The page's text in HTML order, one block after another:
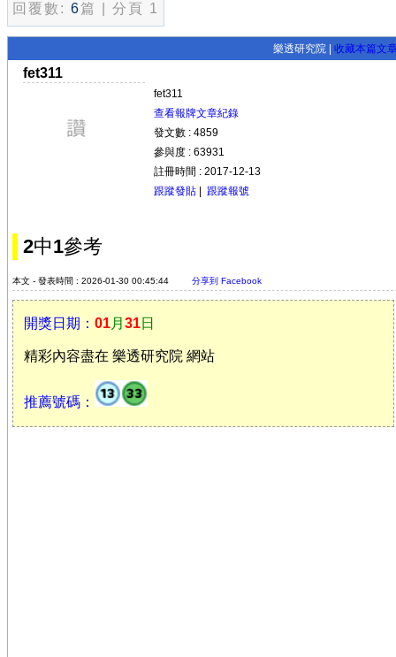
回覆數: 6篇 | 分頁 1
樂透研究院 | 收藏本篇文
fet311
fet311
查看報牌文章紀錄
發文數 : 4859
參與度 : 63931
註冊時間 : 2017-12-13
跟蹤發貼
跟蹤報號
2中1參考
本文 - 發表時間 : 2026-01-30 00:45:44 分享到 Facebook
開獎日期： 01月 31日
精彩內容盡在 樂透研究院 網站
推薦號碼：